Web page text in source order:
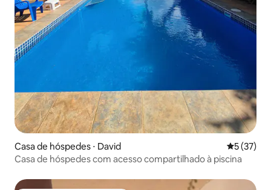
Casa de hóspedes ⋅ David 5 de uma
5 (37)
Casa de hóspedes com acesso compartilhado à piscina